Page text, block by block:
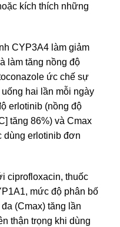
kích thích những
CYP3A4 làm giảm
làm tăng nồng độ
ức chế sự
hai lần mỗi ngày
erlotinib (nồng độ
tăng 86%) và Cmax
dùng erlotinib đơn
ciprofloxacin, thuốc
mức độ phân bố
(Cmax) tăng lần
thận trọng khi dùng